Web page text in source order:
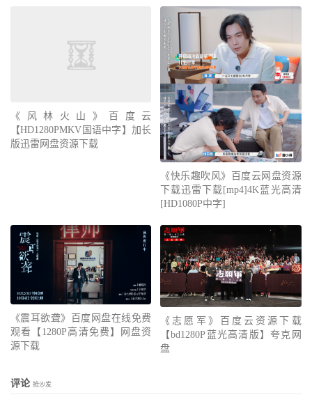
《风林火山》百度云
【HD1280PMKV国语中字】加长
版迅雷网盘资源下载
《快乐趣吹风》百度云网盘资源
下载迅雷下载[mp4]4K蓝光高清
[HD1080P中字]
《震耳欲聋》百度网盘在线免费
观看【1280P高清免费】网盘资
源下载
《志愿军》百度云资源下载
【bd1280P蓝光高清版】夸克网
盘
评论 抢沙发